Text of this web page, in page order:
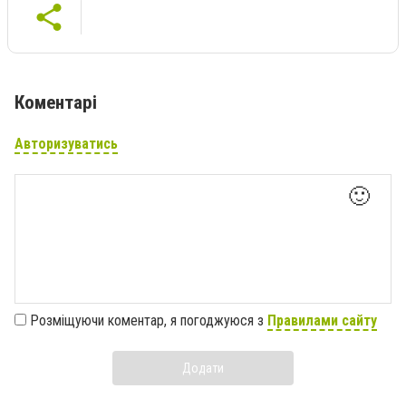
Коментарі
Авторизуватись
🙂
Розміщуючи коментар, я погоджуюся з Правилами сайту
Додати